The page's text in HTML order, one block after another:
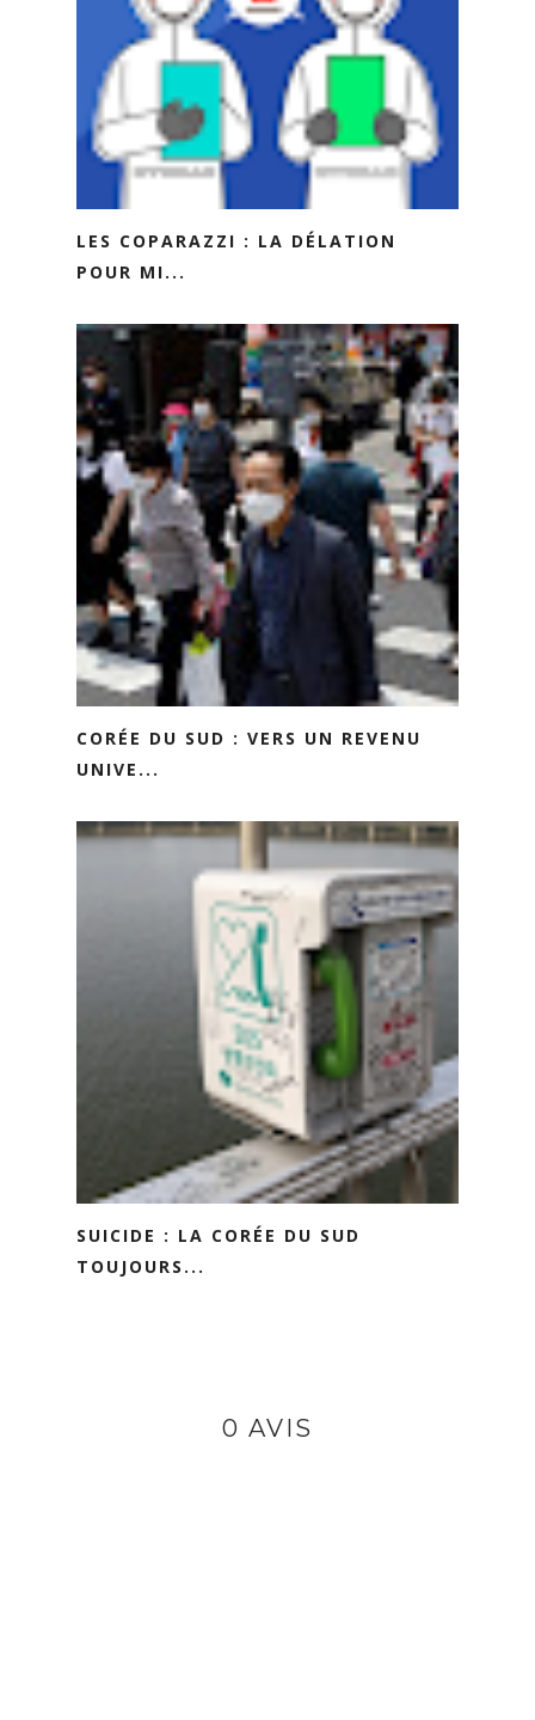
LES COPARAZZI : LA DÉLATION
POUR MI...
CORÉE DU SUD : VERS UN REVENU
UNIVE...
SUICIDE : LA CORÉE DU SUD
TOUJOURS...
0 AVIS